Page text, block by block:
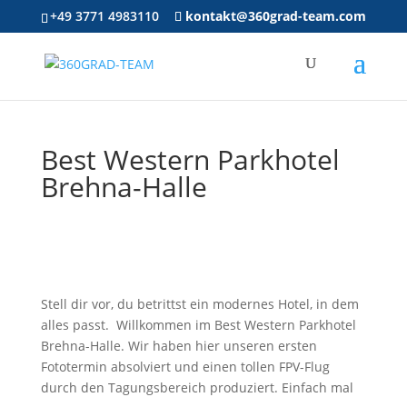
+49 3771 4983110 kontakt@360grad-team.com
Best Western Parkhotel
Brehna-Halle
Stell dir vor, du betrittst ein modernes Hotel, in dem
alles passt. Willkommen im Best Western Parkhotel
Brehna-Halle. Wir haben hier unseren ersten
Fototermin absolviert und einen tollen FPV-Flug
durch den Tagungsbereich produziert. Einfach mal